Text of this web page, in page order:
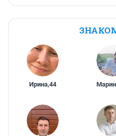
Ирина,44